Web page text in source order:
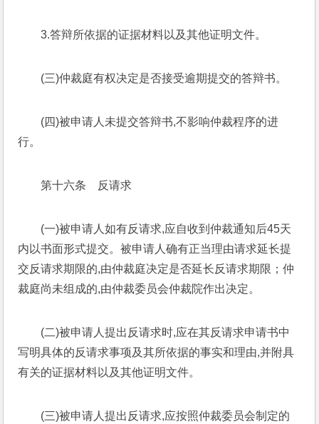
3.答辩所依据的证据材料以及其他证明文件。
(三)仲裁庭有权决定是否接受逾期提交的答辩书。
(四)被申请人未提交答辩书,不影响仲裁程序的进
行。
第十六条　反请求
(一)被申请人如有反请求,应自收到仲裁通知后45天
内以书面形式提交。被申请人确有正当理由请求延长提
交反请求期限的,由仲裁庭决定是否延长反请求期限；仲
裁庭尚未组成的,由仲裁委员会仲裁院作出决定。
(二)被申请人提出反请求时,应在其反请求申请书中
写明具体的反请求事项及其所依据的事实和理由,并附具
有关的证据材料以及其他证明文件。
(三)被申请人提出反请求,应按照仲裁委员会制定的